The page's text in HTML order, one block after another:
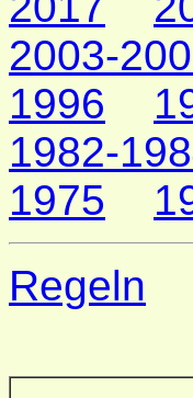
2003-
1996
1982-
1975
Regeln